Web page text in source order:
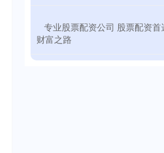
专业股票配资公司 股票配资首
财富之路